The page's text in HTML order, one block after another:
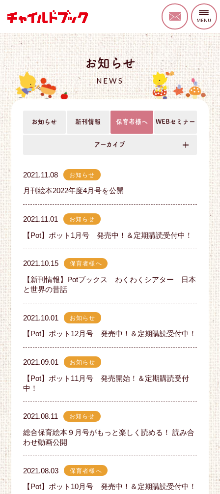
お知らせ
NEWS
お知らせ 新刊情報 保育者様へ WEBセミナー
アーカイブ
2021.11.08 お知らせ
月刊絵本2022年度4月号を公開
2021.11.01 お知らせ
【Pot】ポット1月号 発売中！＆定期購読受付中！
2021.10.15 保育者様へ
【新刊情報】Potブックス わくわくシアター 日本
と世界の昔話
2021.10.01 お知らせ
【Pot】ポット12月号 発売中！＆定期購読受付中！
2021.09.01 お知らせ
【Pot】ポット11月号 発売開始！＆定期購読受付
中！
2021.08.11 お知らせ
総合保育絵本９月号がもっと楽しく読める！ 読み合
わせ動画公開
2021.08.03 保育者様へ
【Pot】ポット10月号 発売中！＆定期購読受付中！